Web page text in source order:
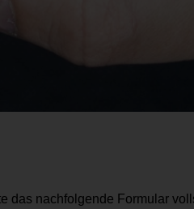
das nachfolgende Formular